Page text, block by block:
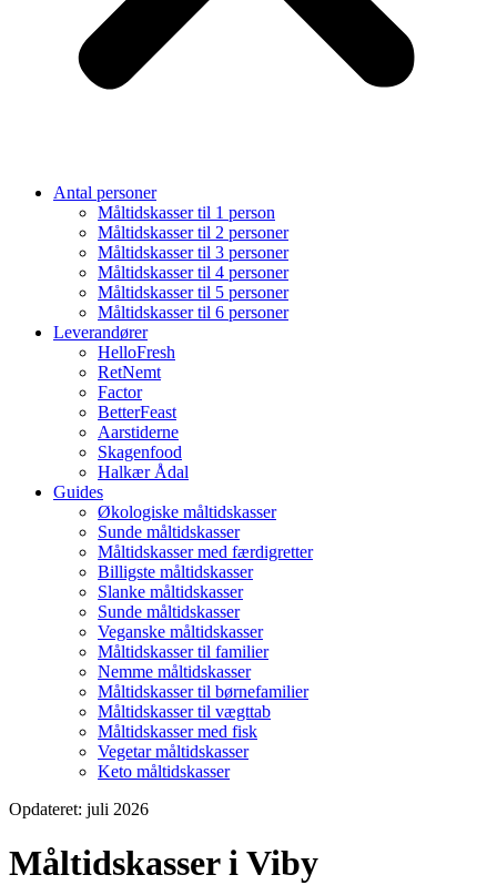
Antal personer
Måltidskasser til 1 person
Måltidskasser til 2 personer
Måltidskasser til 3 personer
Måltidskasser til 4 personer
Måltidskasser til 5 personer
Måltidskasser til 6 personer
Leverandører
HelloFresh
RetNemt
Factor
BetterFeast
Aarstiderne
Skagenfood
Halkær Ådal
Guides
Økologiske måltidskasser
Sunde måltidskasser
Måltidskasser med færdigretter
Billigste måltidskasser
Slanke måltidskasser
Sunde måltidskasser
Veganske måltidskasser
Måltidskasser til familier
Nemme måltidskasser
Måltidskasser til børnefamilier
Måltidskasser til vægttab
Måltidskasser med fisk
Vegetar måltidskasser
Keto måltidskasser
Opdateret: juli 2026
Måltidskasser i Viby